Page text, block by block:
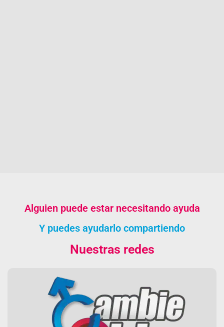
Alguien puede estar necesitando ayuda
Y puedes ayudarlo compartiendo
Nuestras redes